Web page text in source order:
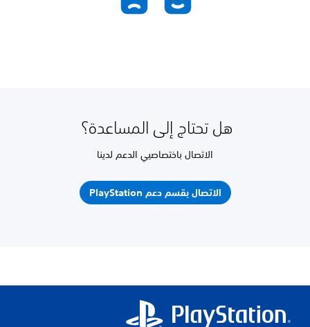
هل تحتاج إلى المساعدة؟
الاتصال باختصاصيي الدعم لدينا
الاتصال بقسم دعم PlayStation